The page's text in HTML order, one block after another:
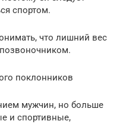
спортом.
что лишний вес
поклонников
мужчин, но больше
и спортивные,